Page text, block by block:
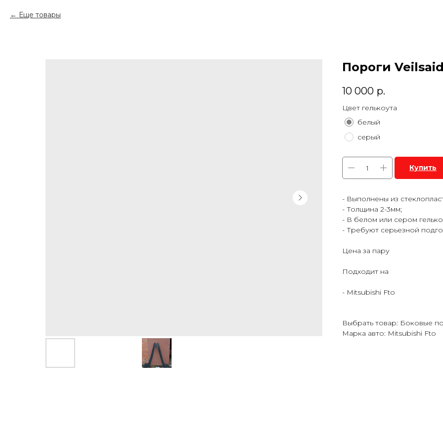
Еще товары
Пороги Veilsaid
10 000 р.
Цвет гелькоута
белый
серый
Купить
- Выполнены из
- Толщина 2-3мм;
- В белом или сером
- Требуют серьезной
Цена за пару
Подходит на
- Mitsubishi Fto
Выбрать товар: Боковые
Марка авто: Mitsubishi Fto